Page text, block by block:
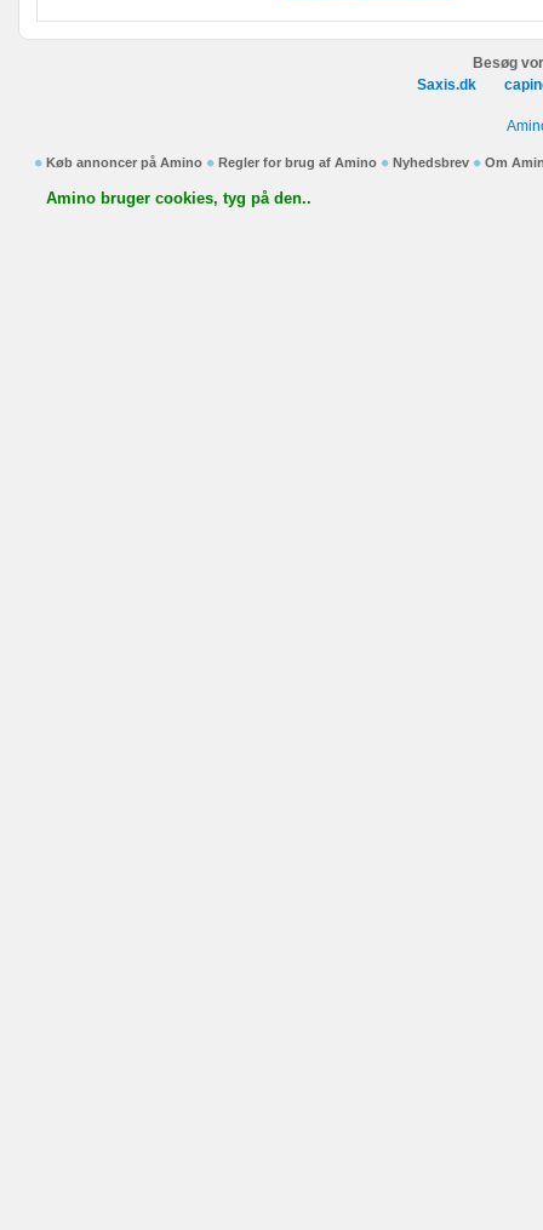
Besøg
Saxis.dk
Køb annoncer på Amino Regler for brug af Amino Nyhedsbrev Om
Amino bruger cookies, tyg på den..